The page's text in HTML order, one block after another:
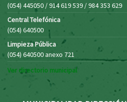
(054) 445050 / 914 619 539 / 984 353 629
Central Telefónica
(054) 640500
Limpieza Pública
(054) 640500 anexo 721
Ver directorio municipal